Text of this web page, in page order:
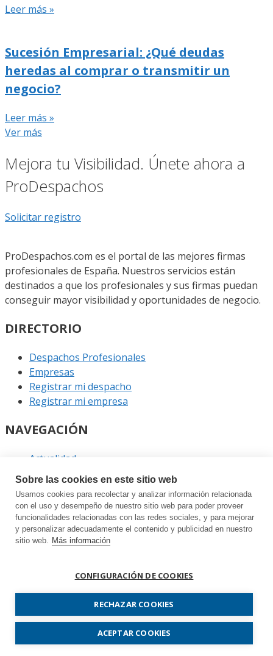
Leer más »
Sucesión Empresarial: ¿Qué deudas
heredas al comprar o transmitir un
negocio?
Leer más »
Ver más
Mejora tu Visibilidad. Únete ahora a
ProDespachos
Solicitar registro
ProDespachos.com es el portal de las mejores firmas
profesionales de España. Nuestros servicios están
destinados a que los profesionales y sus firmas puedan
conseguir mayor visibilidad y oportunidades de negocio.
DIRECTORIO
Despachos Profesionales
Empresas
Registrar mi despacho
Registrar mi empresa
NAVEGACIÓN
Actualidad
Podcast
Entrevistas
Eventos
ENLACES
Política de privacidad
Prodespachos.com © 2026 Todos los derechos
reservados
Sobre las cookies en este sitio web
Usamos cookies para recolectar y analizar información relacionada
con el uso y desempeño de nuestro sitio web para poder proveer
funcionalidades relacionadas con las redes sociales, y para mejorar
y personalizar adecuadamente el contenido y publicidad en nuestro
sitio web. Más información
CONFIGURACIÓN DE COOKIES
RECHAZAR COOKIES
ACEPTAR COOKIES